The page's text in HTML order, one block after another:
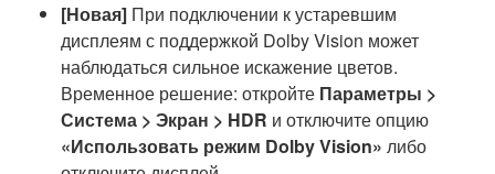
[Новая] При подключении к устаревшим
дисплеям с поддержкой Dolby Vision может
наблюдаться сильное искажение цветов.
Временное решение: откройте Параметры >
Система > Экран > HDR и отключите опцию
«Использовать режим Dolby Vision» либо